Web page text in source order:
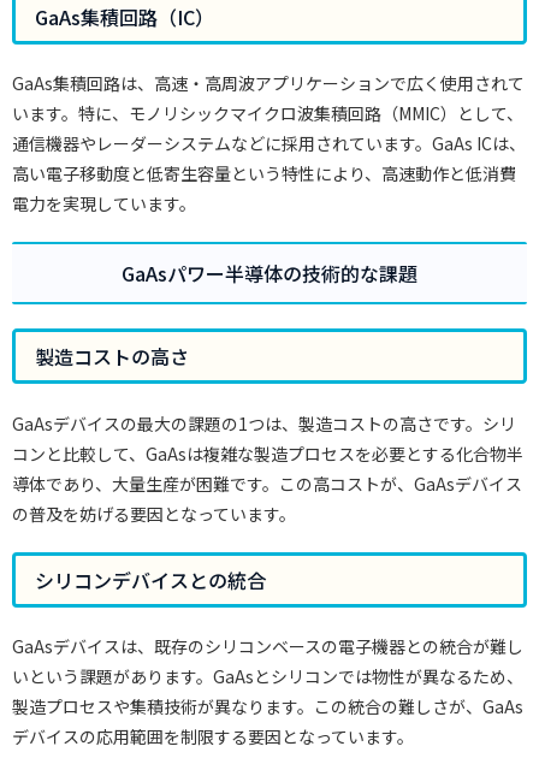
GaAs集積回路（IC）
GaAs集積回路は、高速・高周波アプリケーションで広く使用されて
います。特に、モノリシックマイクロ波集積回路（MMIC）として、
通信機器やレーダーシステムなどに採用されています。GaAs ICは、
高い電子移動度と低寄生容量という特性により、高速動作と低消費
電力を実現しています。
GaAsパワー半導体の技術的な課題
製造コストの高さ
GaAsデバイスの最大の課題の1つは、製造コストの高さです。シリ
コンと比較して、GaAsは複雑な製造プロセスを必要とする化合物半
導体であり、大量生産が困難です。この高コストが、GaAsデバイス
の普及を妨げる要因となっています。
シリコンデバイスとの統合
GaAsデバイスは、既存のシリコンベースの電子機器との統合が難し
いという課題があります。GaAsとシリコンでは物性が異なるため、
製造プロセスや集積技術が異なります。この統合の難しさが、GaAs
デバイスの応用範囲を制限する要因となっています。